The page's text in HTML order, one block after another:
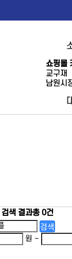
쇼핑몰
교구재
남원시
검색 결과총 0건
검색
원 ~